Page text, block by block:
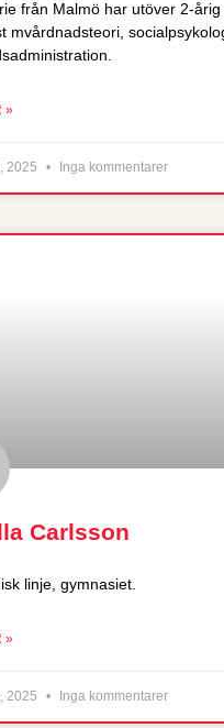
från Malmö har utöver 2-
mvårdnadsteori,
»
2025 Inga kommentarer
Carlsson
linje, gymnasiet.
»
2025 Inga kommentarer